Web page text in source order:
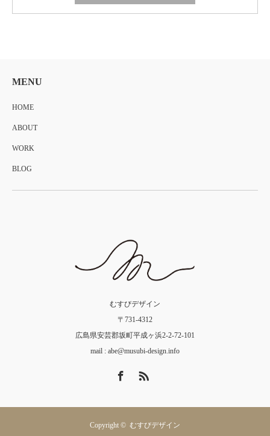
MENU
HOME
ABOUT
WORK
BLOG
むすびデザイン
〒731-4312
広島県安芸郡坂町平成ヶ浜2-2-72-101
mail : abe@musubi-design.info
Copyright © むすびデザイン